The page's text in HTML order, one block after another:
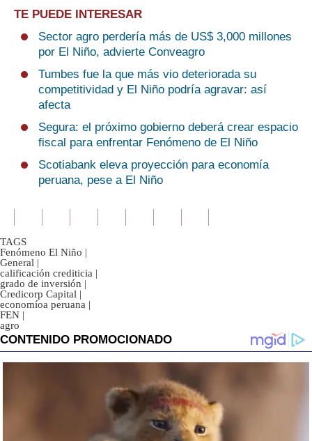
TE PUEDE INTERESAR
Sector agro perdería más de US$ 3,000 millones
por El Niño, advierte Conveagro
Tumbes fue la que más vio deteriorada su
competitividad y El Niño podría agravar: así
afecta
Segura: el próximo gobierno deberá crear espacio
fiscal para enfrentar Fenómeno de El Niño
Scotiabank eleva proyección para economía
peruana, pese a El Niño
TAGS
Fenómeno El Niño |
General |
calificación crediticia |
grado de inversión |
Credicorp Capital |
economíoa peruana |
FEN |
agro